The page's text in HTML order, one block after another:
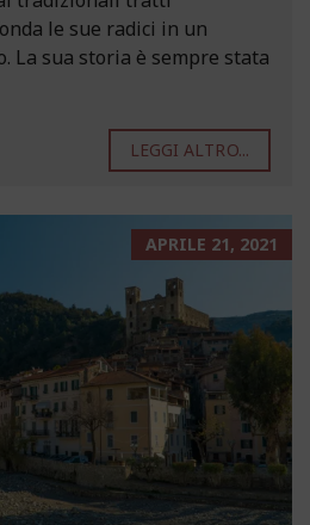
le sue radici in un
La sua storia è sempre stata
LEGGI ALTRO...
APRILE 21, 2021